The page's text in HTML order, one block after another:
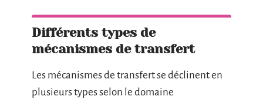
Différents types de
mécanismes de transfert
Les mécanismes de transfert se déclinent en
plusieurs types selon le domaine